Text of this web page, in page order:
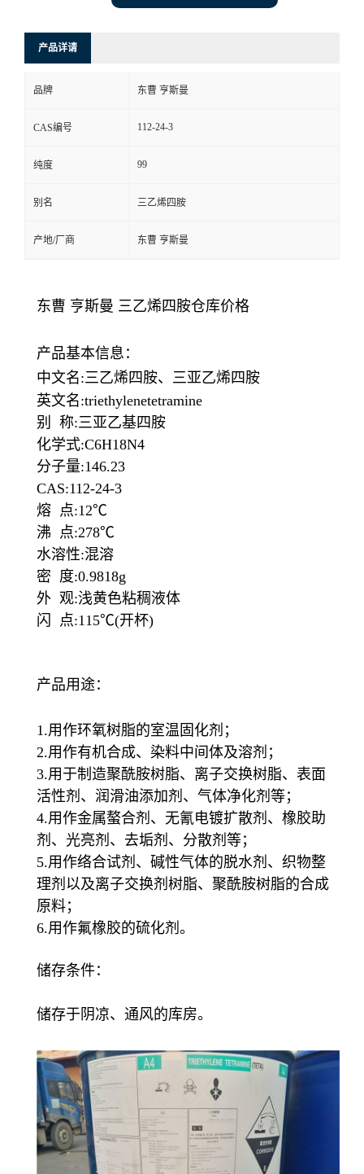
产品详请
品牌 东曹 亨斯曼
CAS编号 112-24-3
纯度 99
别名 三乙烯四胺
产地/厂商 东曹 亨斯曼
东曹 亨斯曼 三乙烯四胺仓库价格
产品基本信息：
中文名:三乙烯四胺、三亚乙烯四胺
英文名:triethylenetetramine
别 称:三亚乙基四胺
化学式:C6H18N4
分子量:146.23
CAS:112-24-3
熔 点:12℃
沸 点:278℃
水溶性:混溶
密 度:0.9818g
外 观:浅黄色粘稠液体
闪 点:115℃(开杯)
产品用途：
1.用作环氧树脂的室温固化剂；
2.用作有机合成、染料中间体及溶剂；
3.用于制造聚酰胺树脂、离子交换树脂、表面
活性剂、润滑油添加剂、气体净化剂等；
4.用作金属螯合剂、无氰电镀扩散剂、橡胶助
剂、光亮剂、去垢剂、分散剂等；
5.用作络合试剂、碱性气体的脱水剂、织物整
理剂以及离子交换剂树脂、聚酰胺树脂的合成
原料；
6.用作氟橡胶的硫化剂。
储存条件：
储存于阴凉、通风的库房。